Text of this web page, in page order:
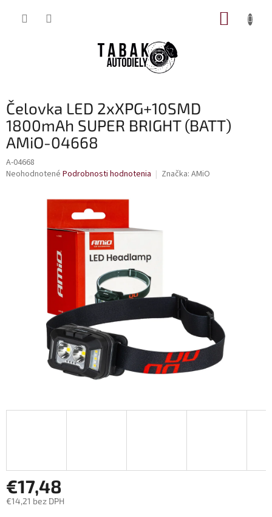
Čelovka LED 2xXPG+10SMD
1800mAh SUPER BRIGHT (BATT)
AMiO-04668
A-04668
Priemerné
Neohodnotené Podrobnosti hodnotenia Značka: AMiO
€17,48
€14,21 bez DPH